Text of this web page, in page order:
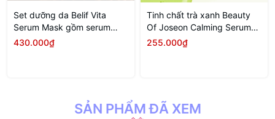
Set dưỡng da Belif Vita
Serum Mask gồm serum
30ml + mask 30ml
430.000₫
Tinh chất trà xanh Beauty
Of Joseon Calming Serum
Green tea + Panthenol 30ml
255.000₫
SẢN PHẨM ĐÃ XEM